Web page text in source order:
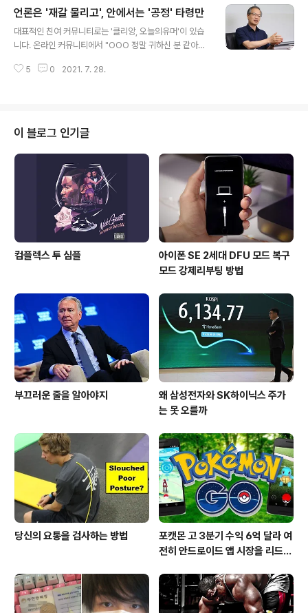
는 채널입니다. 벽화 논란도 민주당 중도층표 떨어져 나갈
것이고 여초 커뮤니티에서도 몰매를 맞는 중입니다. 사람
들이 다른 부분에도 눈을 돌려야 지지율이 조정을 받게 되
서 때리는 중인데요. 마치 지난 2002년 실패한 이인제의
언론은 '재갈 물리고', 안에서는 '공정' 타령만
대표적인 친여 커뮤니티로는 '클리앙, 오늘의유머'이 있습
니다. 온라인 커뮤니티에서 "OOO 정말 귀하신 분 같아
티브 없이 이겼다?" 착각인 것이 당사자가 안했다 손 치더
물야당 아니냐'는 불만이 보수당 커뮤니티와 우성향 유튜
브를 중심으로 제기되는 중입니다. '책 선물 받고' 감동을
받았나? ① 100% 국민여론조사 대상에서 여권 지지층을
가려내는 '역선택 방지 방안'에 대해선 "고려하지 않겠다."
(국민의힘 당헌·당규에는 대선후보를 선출하는 본경선에서
당원과 국민여론조사 비율은 50 대 5..
5 0 2021. 7. 28.
이 블로그 인기글
컴플렉스 투 심플
아이폰 SE 2세대 DFU 모드 복구
모드 강제리부팅 방법
부끄러운 줄을 알아야지
왜 삼성전자와 SK하이닉스 주가
는 못 오를까
당신의 요통을 검사하는 방법
포캣몬 고 3분기 수익 6억 달라 여
전히 안드로이드 앱 시장을 리드